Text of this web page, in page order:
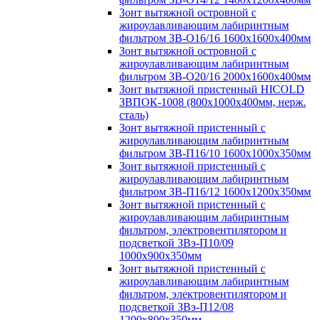
Зонт вытяжной островной с
жироулавливающим лабиринтным
фильтром ЗВ-О16/16 1600х1600х400мм
Зонт вытяжной островной с
жироулавливающим лабиринтным
фильтром ЗВ-О20/16 2000х1600х400мм
Зонт вытяжной пристенный HICOLD
ЗВПОК-1008 (800х1000х400мм, нерж.
сталь)
Зонт вытяжной пристенный с
жироулавливающим лабиринтным
фильтром ЗВ-П16/10 1600х1000х350мм
Зонт вытяжной пристенный с
жироулавливающим лабиринтным
фильтром ЗВ-П16/12 1600х1200х350мм
Зонт вытяжной пристенный с
жироулавливающим лабиринтным
фильтром, электровентилятором и
подсветкой ЗВэ-П10/09
1000х900х350мм
Зонт вытяжной пристенный с
жироулавливающим лабиринтным
фильтром, электровентилятором и
подсветкой ЗВэ-П12/08